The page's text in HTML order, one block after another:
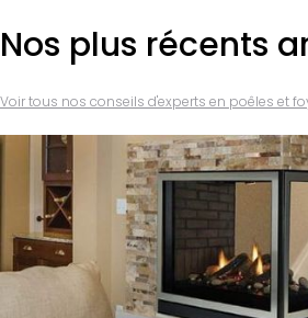
Nos plus récents
Voir tous nos conseils d'experts en poêles et